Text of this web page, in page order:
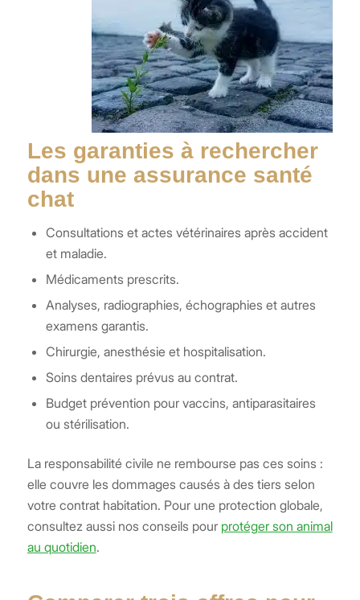
Les garanties à rechercher
dans une assurance santé
chat
Consultations et actes vétérinaires après accident
et maladie.
Médicaments prescrits.
Analyses, radiographies, échographies et autres
examens garantis.
Chirurgie, anesthésie et hospitalisation.
Soins dentaires prévus au contrat.
Budget prévention pour vaccins, antiparasitaires
ou stérilisation.
La responsabilité civile ne rembourse pas ces soins :
elle couvre les dommages causés à des tiers selon
votre contrat habitation. Pour une protection globale,
consultez aussi nos conseils pour protéger son animal
au quotidien.